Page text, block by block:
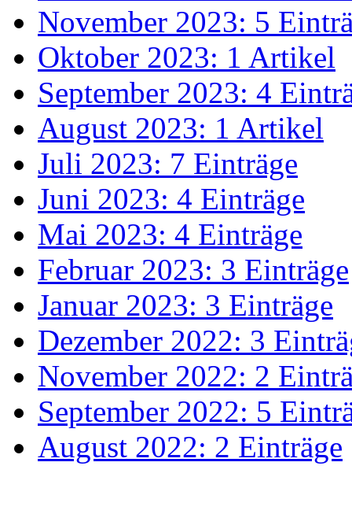
November 2023: 5
Oktober 2023: 1 Artikel
September 2023: 4
August 2023: 1 Artikel
Juli 2023: 7 Einträge
Juni 2023: 4 Einträge
Mai 2023: 4 Einträge
Februar 2023: 3 Einträge
Januar 2023: 3 Einträge
Dezember 2022: 3
November 2022: 2
September 2022: 5
August 2022: 2 Einträge